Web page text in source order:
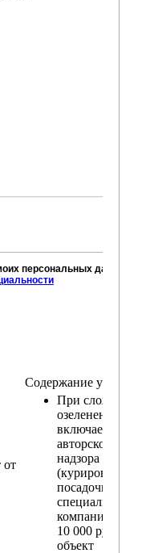
персональных данных, в
Содержание услуги
от
При сложном
озеленении
включаем
авторского
надзора
(курирование
посадочных
специалистом
компании) —
10 000 руб. за
объект